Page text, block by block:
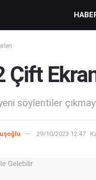
Çift
söylentiler
29/10/2023 12:47